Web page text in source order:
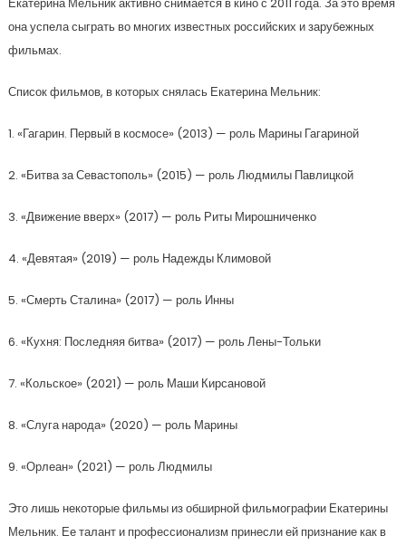
Екатерина Мельник активно снимается в кино с 2011 года. За это время
она успела сыграть во многих известных российских и зарубежных
фильмах.
Список фильмов, в которых снялась Екатерина Мельник:
1. «Гагарин. Первый в космосе» (2013) — роль Марины Гагариной
2. «Битва за Севастополь» (2015) — роль Людмилы Павлицкой
3. «Движение вверх» (2017) — роль Риты Мирошниченко
4. «Девятая» (2019) — роль Надежды Климовой
5. «Смерть Сталина» (2017) — роль Инны
6. «Кухня: Последняя битва» (2017) — роль Лены-Тольки
7. «Кольское» (2021) — роль Маши Кирсановой
8. «Слуга народа» (2020) — роль Марины
9. «Орлеан» (2021) — роль Людмилы
Это лишь некоторые фильмы из обширной фильмографии Екатерины
Мельник. Ее талант и профессионализм принесли ей признание как в